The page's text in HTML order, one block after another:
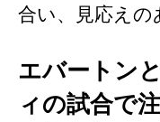
合い、見応えの
エバートン
ィの試合で